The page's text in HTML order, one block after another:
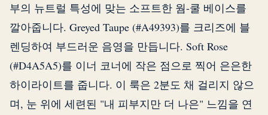
부의 뉴트럴 특성에 맞는 소프트한 웜-쿨 베이스를
깔아줍니다. Greyed Taupe (#A49393)를 크리즈에 블
렌딩하여 부드러운 음영을 만듭니다. Soft Rose
(#D4A5A5)를 이너 코너에 작은 점으로 찍어 은은한
하이라이트를 줍니다. 이 룩은 2분도 채 걸리지 않으
며, 눈 위에 세련된 "내 피부지만 더 나은" 느낌을 연